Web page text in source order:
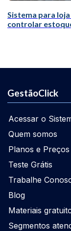
Sistema para
controlar
GestãoClick
Acessar o
Quem somos
Planos e Preços
Teste Grátis
Trabalhe
Blog
Materiais
Segmentos